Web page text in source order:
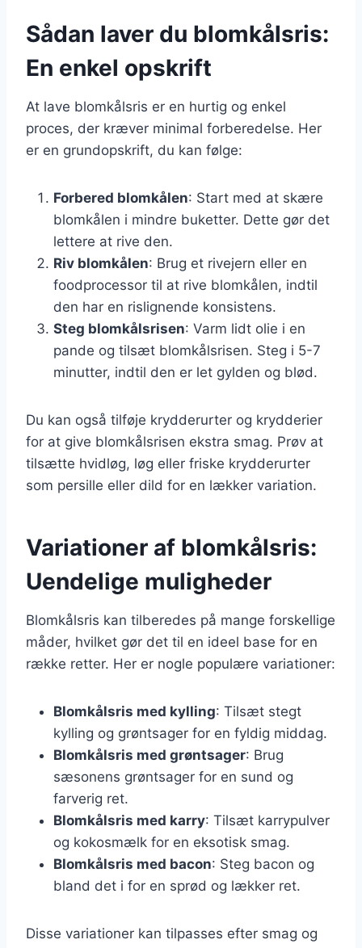
Sådan laver du blomkålsris:
En enkel opskrift
At lave blomkålsris er en hurtig og enkel
proces, der kræver minimal forberedelse. Her
er en grundopskrift, du kan følge:
Forbered blomkålen: Start med at skære
blomkålen i mindre buketter. Dette gør det
lettere at rive den.
Riv blomkålen: Brug et rivejern eller en
foodprocessor til at rive blomkålen, indtil
den har en rislignende konsistens.
Steg blomkålsrisen: Varm lidt olie i en
pande og tilsæt blomkålsrisen. Steg i 5-7
minutter, indtil den er let gylden og blød.
Du kan også tilføje krydderurter og krydderier
for at give blomkålsrisen ekstra smag. Prøv at
tilsætte hvidløg, løg eller friske krydderurter
som persille eller dild for en lækker variation.
Variationer af blomkålsris:
Uendelige muligheder
Blomkålsris kan tilberedes på mange forskellige
måder, hvilket gør det til en ideel base for en
række retter. Her er nogle populære variationer:
Blomkålsris med kylling: Tilsæt stegt
kylling og grøntsager for en fyldig middag.
Blomkålsris med grøntsager: Brug
sæsonens grøntsager for en sund og
farverig ret.
Blomkålsris med karry: Tilsæt karrypulver
og kokosmælk for en eksotisk smag.
Blomkålsris med bacon: Steg bacon og
bland det i for en sprød og lækker ret.
Disse variationer kan tilpasses efter smag og